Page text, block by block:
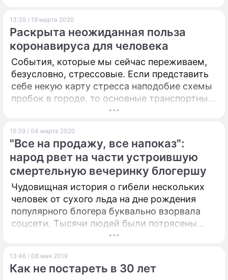
Прилучного, или Пелагеи и Ивана Телегина.
13:39 / 19 марта 2020
Раскрыта неожиданная польза
коронавируса для человека
События, которые мы сейчас переживаем,
безусловно, стрессовые. Если представить
себе некую карту стресса наподобие схемы
пробок в городе, то основные транспортные
артерии будут не просто красными, а прямо-
15:39 / 04 марта 2020
"Все на продажу, все напоказ":
народ рвет на части устроившую
смертельную вечеринку блогершу
Чудовищная история о гибели нескольких
человек от сухого льда на дне рождения
популярного блогера буквально взорвала
соцсети. Тысячи людей были потрясены
случившимся и испытывали сложную смесь
недоумение… Растерянно метались между
полярными реакциями и задавались
13:46 / 08 мая 2019
Как не постареть в 30 лет